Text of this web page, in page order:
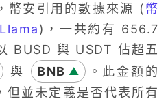
幣安引用的數據來源 (幣
)，一共約有 656.7
BUSD 與 USDT 佔超五
與 BNB ▲
。此金額的
但並未定義是否代表所有